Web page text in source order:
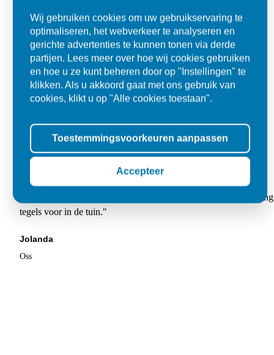
"Goed geholpen bij aankoop en zeer klantvriendelijk. De
tegels voor in de tuin."
Jolanda
Oss
Wij gebruiken cookies om uw gebruikservaring te
optimaliseren, het webverkeer te analyseren en
gerichte advertenties te kunnen tonen via derde
partijen. Lees meer over hoe wij cookies gebruiken
en hoe u ze kunt beheren door op "Instellingen" te
klikken. Als u akkoord gaat met ons gebruik van
cookies, klikt u op "Alle cookies toestaan".
Toestemmingsvoorkeuren aanpassen
Accepteer